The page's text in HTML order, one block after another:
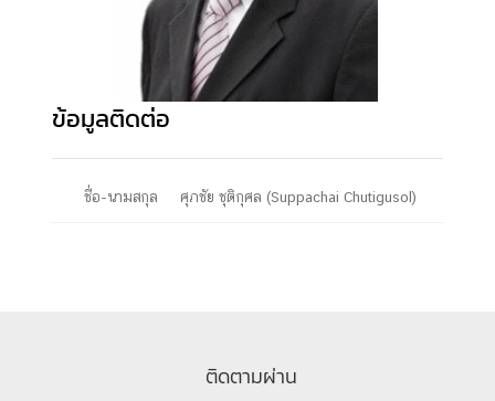
ข้อมูลติดต่อ
ชื่อ-นามสกุล ศุภชัย ชุติกุศล (Suppachai Chutigusol)
ติดตามผ่าน